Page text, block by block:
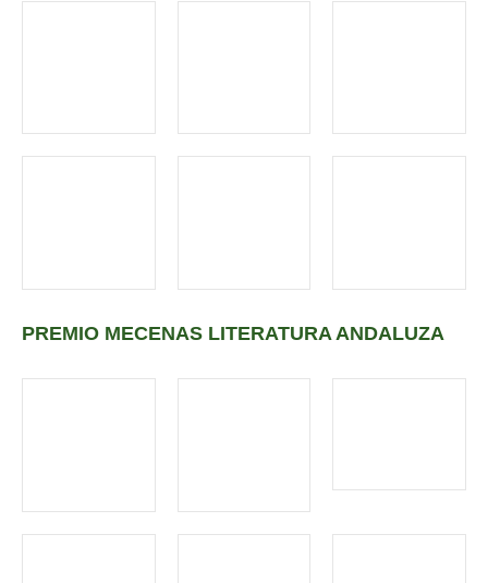
PREMIO MECENAS LITERATURA ANDALUZA